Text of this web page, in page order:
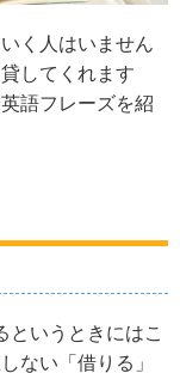
く人はいません
してくれます
語フレーズを紹
というときにはこ
ない「借りる」